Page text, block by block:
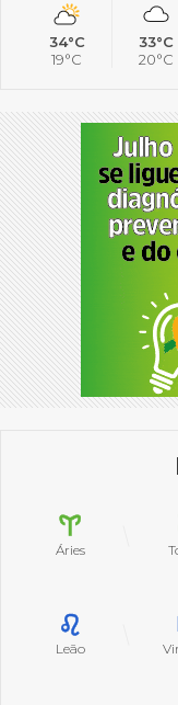
34°C
19°C
33°C
20°C
Áries
Leão